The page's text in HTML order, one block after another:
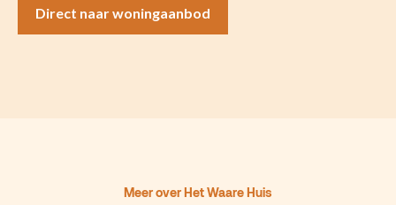
Direct naar woningaanbod
Meer over Het Waare Huis